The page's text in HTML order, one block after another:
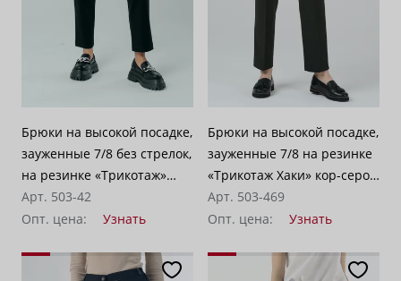
Брюки на высокой посадке,
зауженные 7/8 без стрелок,
на резинке «Трикотаж»
черные
Арт. 503-42
Опт. цена:
Узнать
Брюки на высокой посадке,
зауженные 7/8 на резинке
«Трикотаж Хаки» кор-серо-
зеленые
Арт. 503-469
Опт. цена:
Узнать